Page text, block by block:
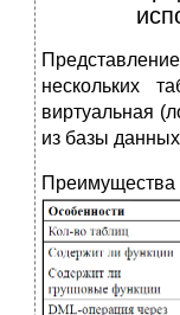
нескольких
виртуальная
из базы
Преимущества